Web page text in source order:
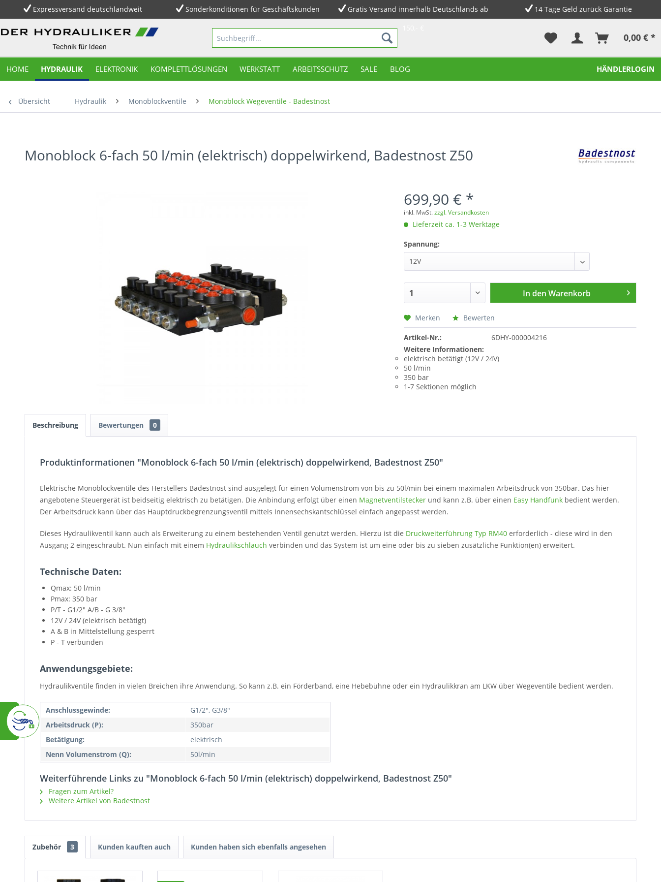
Expressversand deutschlandweit Sonderkonditionen für Geschäftskunden
Gratis Versand innerhalb Deutschlands ab
14 Tage Geld zurück Garantie
0,00 € *
HOME HYDRAULIK ELEKTRONIK KOMPLETTLÖSUNGEN WERKSTATT ARBEITSSCHUTZ SALE BLOG HÄNDLERLOGIN
Übersicht Hydraulik Monoblockventile Monoblock Wegeventile - Badestnost
Monoblock 6-fach 50 l/min (elektrisch) doppelwirkend, Badestnost Z50
699,90 € *
inkl. MwSt.zzgl. Versandkosten
Lieferzeit ca. 1-3 Werktage
Spannung:
In den Warenkorb
Merken Bewerten
Artikel-Nr.:
6DHY-000004216
Weitere Informationen:
elektrisch betätigt (12V / 24V)
50 l/min
350 bar
1-7 Sektionen möglich
Beschreibung Bewertungen 0
Produktinformationen "Monoblock 6-fach 50 l/min (elektrisch) doppelwirkend, Badestnost Z50"
Elektrische Monoblockventile des Herstellers Badestnost sind ausgelegt für einen Volumenstrom von bis zu 50l/min bei einem maximalen Arbeitsdruck von 350bar. Das hier
angebotene Steuergerät ist beidseitig elektrisch zu betätigen. Die Anbindung erfolgt über einen Magnetventilstecker und kann z.B. über einen Easy Handfunk bedient werden.
Der Arbeitsdruck kann über das Hauptdruckbegrenzungsventil mittels Innensechskantschlüssel einfach angepasst werden.
Dieses Hydraulikventil kann auch als Erweiterung zu einem bestehenden Ventil genutzt werden. Hierzu ist die Druckweiterführung Typ RM40 erforderlich - diese wird in den
Ausgang 2 eingeschraubt. Nun einfach mit einem Hydraulikschlauch verbinden und das System ist um eine oder bis zu sieben zusätzliche Funktion(en) erweitert.
Technische Daten:
Qmax: 50 l/min
Pmax: 350 bar
P/T - G1/2" A/B - G 3/8"
12V / 24V (elektrisch betätigt)
A & B in Mittelstellung gesperrt
P - T verbunden
Anwendungsgebiete:
Hydraulikventile finden in vielen Breichen ihre Anwendung. So kann z.B. ein Förderband, eine Hebebühne oder ein Hydraulikkran am LKW über Wegeventile bedient werden.
Anschlussgewinde:
G1/2", G3/8"
Arbeitsdruck (P):
350bar
Betätigung:
elektrisch
Nenn Volumenstrom (Q):
50l/min
Weiterführende Links zu "Monoblock 6-fach 50 l/min (elektrisch) doppelwirkend, Badestnost Z50"
Fragen zum Artikel?
Weitere Artikel von Badestnost
Zubehör 3 Kunden kauften auch Kunden haben sich ebenfalls angesehen